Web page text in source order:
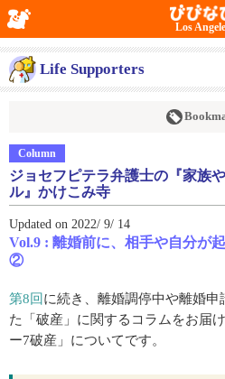
Los
Life Supporters
Column
ジョセフピテラ弁護士の『家族
ル』かけこみ寺
Updated on 2022/ 9/ 14
Vol.9 : 離婚前に、相手や自分が
②
第8回に続き、離婚調停中や離婚
た「破産」に関するコラムをお届
ー7破産」についてです。